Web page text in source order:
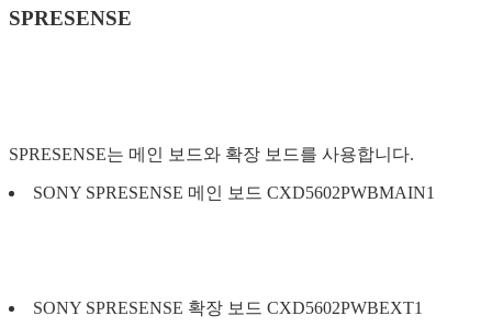
SPRESENSE
SPRESENSE는 메인 보드와 확장 보드를 사용합니다.
SONY SPRESENSE 메인 보드 CXD5602PWBMAIN1
SONY SPRESENSE 확장 보드 CXD5602PWBEXT1